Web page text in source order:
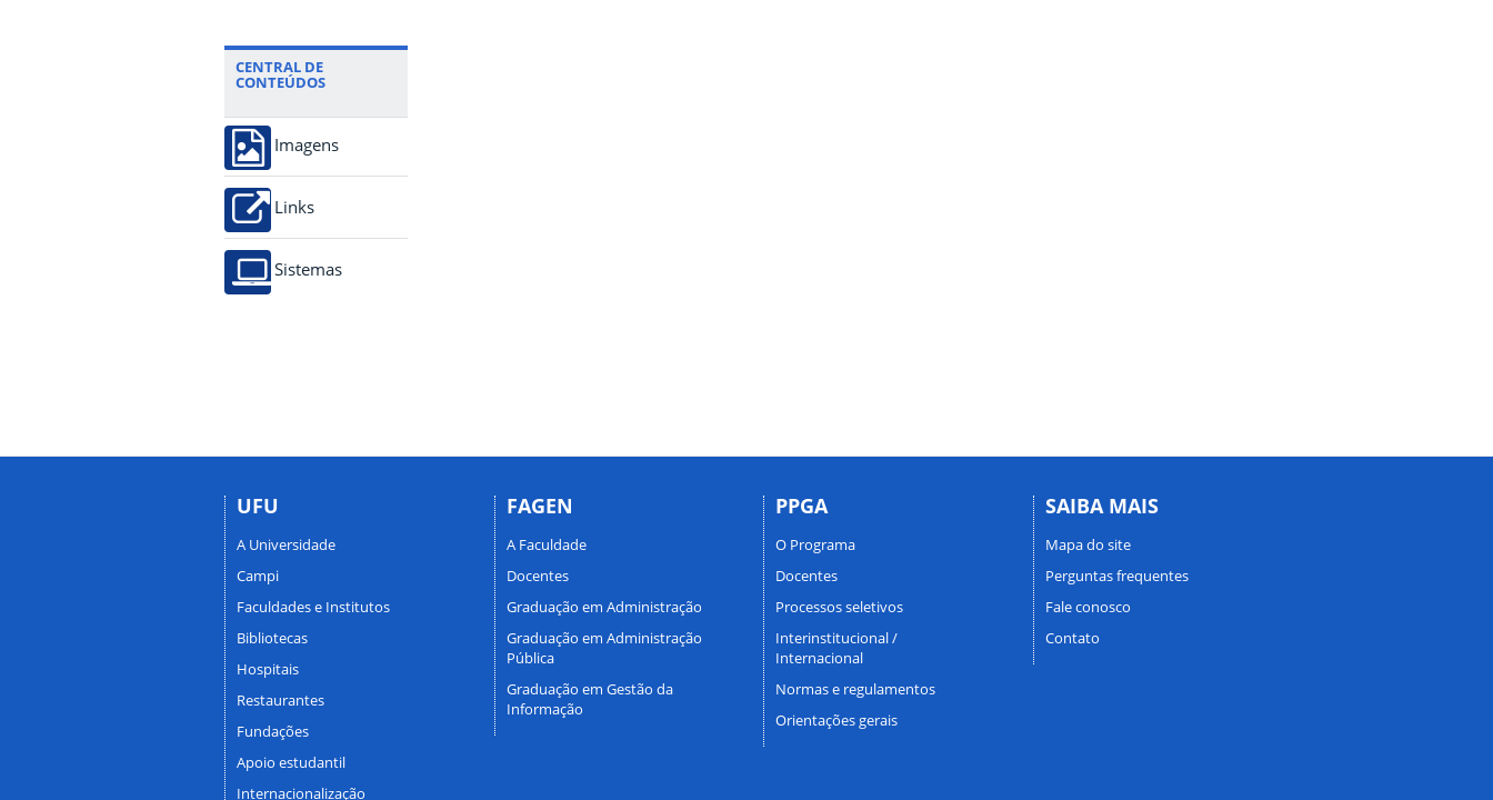
CENTRAL DE
CONTEÚDOS
Imagens
Links
Sistemas
UFU
A Universidade
Campi
Faculdades e Institutos
Bibliotecas
Hospitais
Restaurantes
Fundações
Apoio estudantil
Internacionalização
FAGEN
A Faculdade
Docentes
Graduação em Administração
Graduação em Administração
Pública
Graduação em Gestão da
Informação
PPGA
O Programa
Docentes
Processos seletivos
Interinstitucional /
Internacional
Normas e regulamentos
Orientações gerais
SAIBA MAIS
Mapa do site
Perguntas frequentes
Fale conosco
Contato